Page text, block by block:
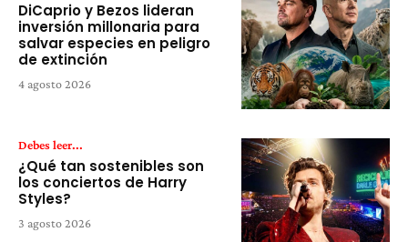
DiCaprio y Bezos lideran
inversión millonaria para
salvar especies en peligro
de extinción
4 agosto 2026
Debes leer...
¿Qué tan sostenibles son
los conciertos de Harry
Styles?
3 agosto 2026